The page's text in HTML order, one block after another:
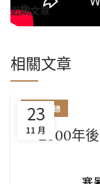
近期文章
相關文章
23
11 月
影片紀錄
2000年